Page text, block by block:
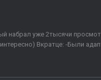
уже 2тысячи
Вкратце: -Были